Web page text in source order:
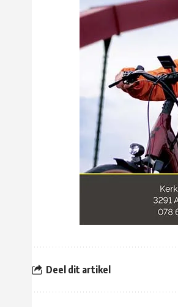
Deel dit artikel